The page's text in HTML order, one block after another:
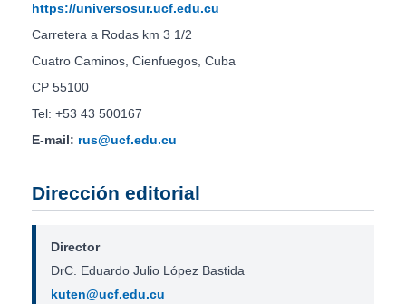
https://universosur.ucf.edu.cu
Carretera a Rodas km 3 1/2
Cuatro Caminos, Cienfuegos, Cuba
CP 55100
Tel: +53 43 500167
E-mail: rus@ucf.edu.cu
Dirección editorial
Director
DrC. Eduardo Julio López Bastida
kuten@ucf.edu.cu